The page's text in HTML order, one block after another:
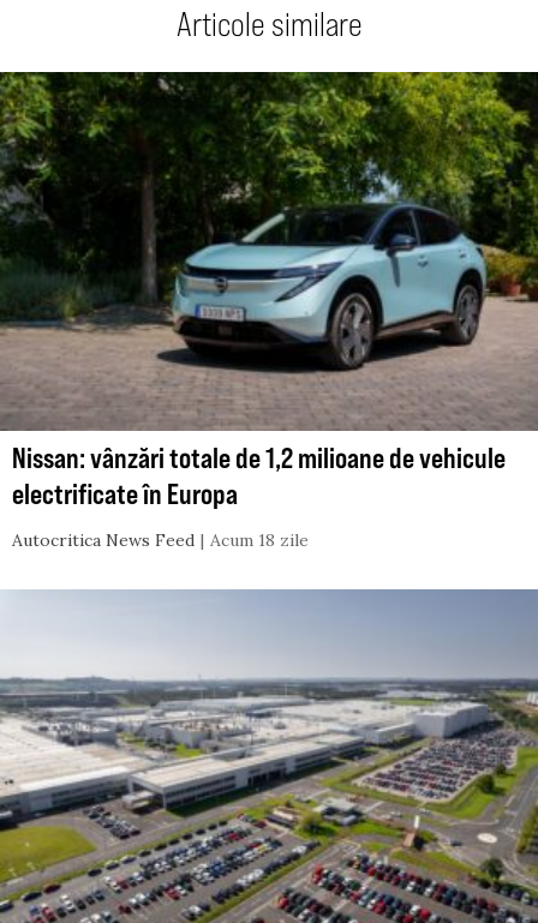
Articole similare
Nissan: vânzări totale de 1,2 milioane de vehicule
electrificate în Europa
Autocritica News Feed Acum 18 zile